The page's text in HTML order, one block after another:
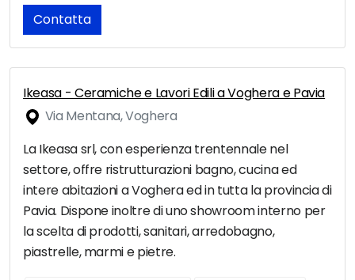
Contatta
Ikeasa - Ceramiche e Lavori Edili a Voghera e Pavia
Via Mentana, Voghera
La Ikeasa srl, con esperienza trentennale nel
settore, offre ristrutturazioni bagno, cucina ed
intere abitazioni a Voghera ed in tutta la provincia di
Pavia. Dispone inoltre di uno showroom interno per
la scelta di prodotti, sanitari, arredobagno,
piastrelle, marmi e pietre.